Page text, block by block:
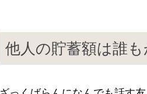
他人の貯蓄額は誰